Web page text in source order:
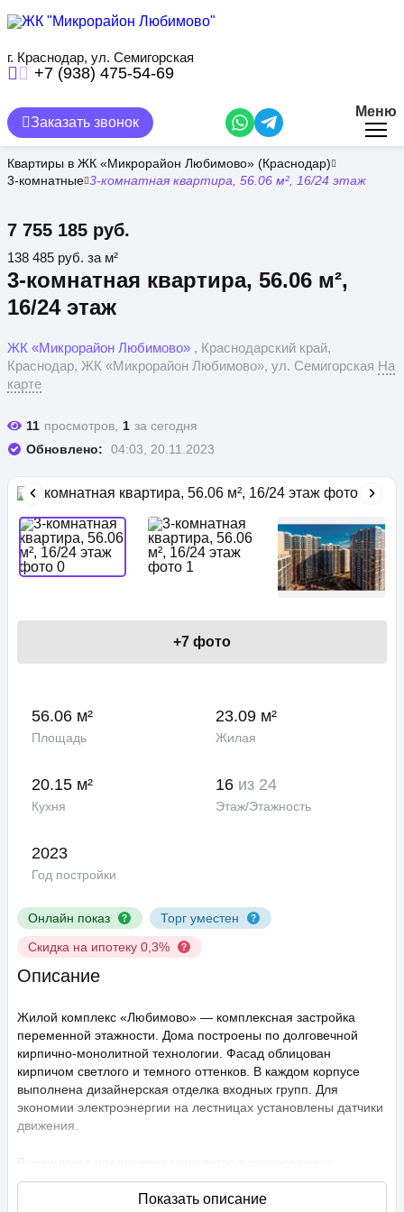
содержанию
г. Краснодар, ул. Семигорская
+7 (938) 475-54-69
Заказать звонок
Меню
Квартиры в ЖК «Микрорайон Любимово» (Краснодар)
3-комнатные 3-комнатная квартира, 56.06 м², 16/24 этаж
3-комнатная квартира, 56.06 м²,
16/24 этаж
7 755 185 руб.
ЖК «Микрорайон Любимово» , Краснодарский край,
Краснодар, ЖК «Микрорайон Любимово», ул. Семигорская На
карте
138 485 руб. за м²
11 просмотров, 1 за сегодня
Обновлено:
04:03, 20.11.2023
Онлайн показ
Торг уместен
Скидка на ипотеку 0,3%
+7 фото
56.06 м²
Площадь
23.09 м²
Жилая
20.15 м²
Кухня
16 из 24
Этаж/Этажность
2023
Год постройки
Описание
Жилой комплекс «Любимово» — комплексная застройка
переменной этажности. Дома построены по долговечной
кирпично-монолитной технологии. Фасад облицован
кирпичом светлого и темного оттенков. В каждом корпусе
выполнена дизайнерская отделка входных групп. Для
экономии электроэнергии на лестницах установлены датчики
движения.
решений: в наличии квартиры, как классического типа, так и
европланировки. Они сдаются с подчистовой отделкой,